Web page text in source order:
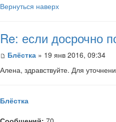
Вернуться наверх
Re: если досрочно
Блёстка » 19 янв 2016, 09:34
Алена, здравствуйте. Для
Блёстка